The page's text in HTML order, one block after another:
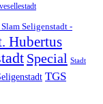
Seligenstadt -
Hubertus
Special Stadt
TGS